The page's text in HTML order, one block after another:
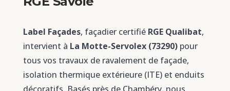
Label Façades, façadier certifié RGE Qualibat,
intervient à La Motte-Servolex (73290)pour
tous vos travaux de ravalement de façade,
isolation thermique extérieure (ITE) et enduits